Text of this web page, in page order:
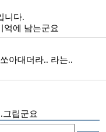
니다.
억에 남는군요
아대더라.. 라는..
그립군요